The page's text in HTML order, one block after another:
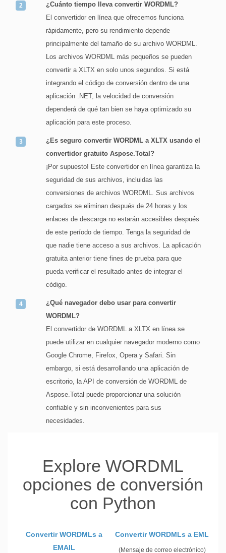
¿Cuánto tiempo lleva convertir WORDML?
El convertidor en línea que ofrecemos funciona
rápidamente, pero su rendimiento depende
principalmente del tamaño de su archivo WORDML.
Los archivos WORDML más pequeños se pueden
convertir a XLTX en solo unos segundos. Si está
integrando el código de conversión dentro de una
aplicación .NET, la velocidad de conversión
dependerá de qué tan bien se haya optimizado su
aplicación para este proceso.
¿Es seguro convertir WORDML a XLTX usando el
convertidor gratuito Aspose.Total?
¡Por supuesto! Este convertidor en línea garantiza la
seguridad de sus archivos, incluidas las
conversiones de archivos WORDML. Sus archivos
cargados se eliminan después de 24 horas y los
enlaces de descarga no estarán accesibles después
de este período de tiempo. Tenga la seguridad de
que nadie tiene acceso a sus archivos. La aplicación
gratuita anterior tiene fines de prueba para que
pueda verificar el resultado antes de integrar el
código.
¿Qué navegador debo usar para convertir
WORDML?
El convertidor de WORDML a XLTX en línea se
puede utilizar en cualquier navegador moderno como
Google Chrome, Firefox, Opera y Safari. Sin
embargo, si está desarrollando una aplicación de
escritorio, la API de conversión de WORDML de
Aspose.Total puede proporcionar una solución
confiable y sin inconvenientes para sus
necesidades.
Explore WORDML
opciones de conversión
con Python
Convertir WORDMLs a
EMAIL
Convertir WORDMLs a EML
(Mensaje de correo electrónico)